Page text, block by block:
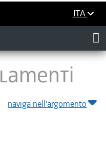
ITA
naviga nell'argomento